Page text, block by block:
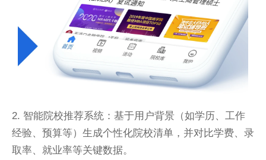
2. 智能院校推荐系统：基于用户背景（如学历、工作
经验、预算等）生成个性化院校清单，并对比学费、录
取率、就业率等关键数据。